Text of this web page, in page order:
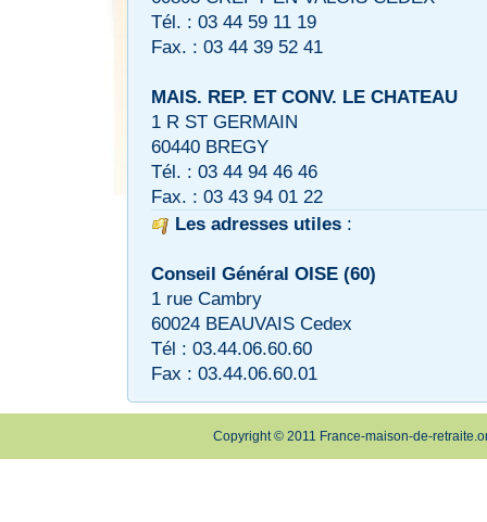
Tél. : 03 44 59 11 19
Fax. : 03 44 39 52 41
MAIS. REP. ET CONV. LE CHATEAU
1 R ST GERMAIN
60440 BREGY
Tél. : 03 44 94 46 46
Fax. : 03 43 94 01 22
Les adresses utiles :
Conseil Général OISE (60)
1 rue Cambry
60024 BEAUVAIS Cedex
Tél : 03.44.06.60.60
Fax : 03.44.06.60.01
Copyright © 2011 France-maison-de-